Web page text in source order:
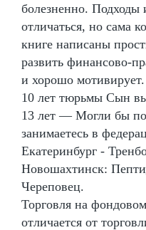
болезненно. Подходы
отличаться, но сама
книге написаны
развить финансово-
и хорошо
10 лет тюрьмы Сын
13 лет — Могли бы
занимаетесь в
Екатеринбург -
Новошахтинск:
Череповец.
Торговля на
отличается от